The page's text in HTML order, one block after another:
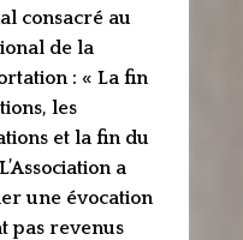
consacré au
de la
: « La fin
les
et la fin du
a
une évocation
pas revenus